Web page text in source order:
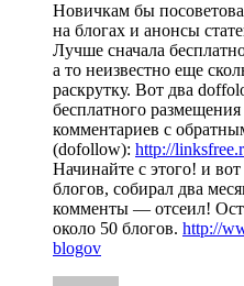
Новичкам бы
на блогах и анонсы
Лучше сначала
а то неизвестно еще
раскрутку. Вот два
бесплатного
комментариев с
(dofollow): http://
Начинайте с этого! и
блогов, собирал два
комменты — отсеил!
около 50 блогов. http://
blogov